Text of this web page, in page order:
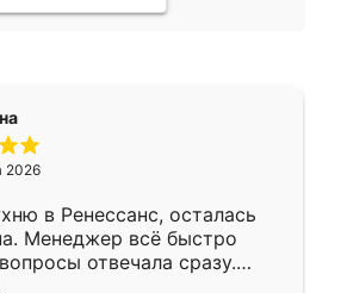
2026
в Ренессанс, осталась
Менеджер всё быстро
отвечала сразу.
в субботу, подошёл к